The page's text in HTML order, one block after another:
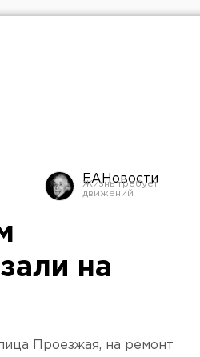
ЕАНовости
на
Проезжая, на ремонт